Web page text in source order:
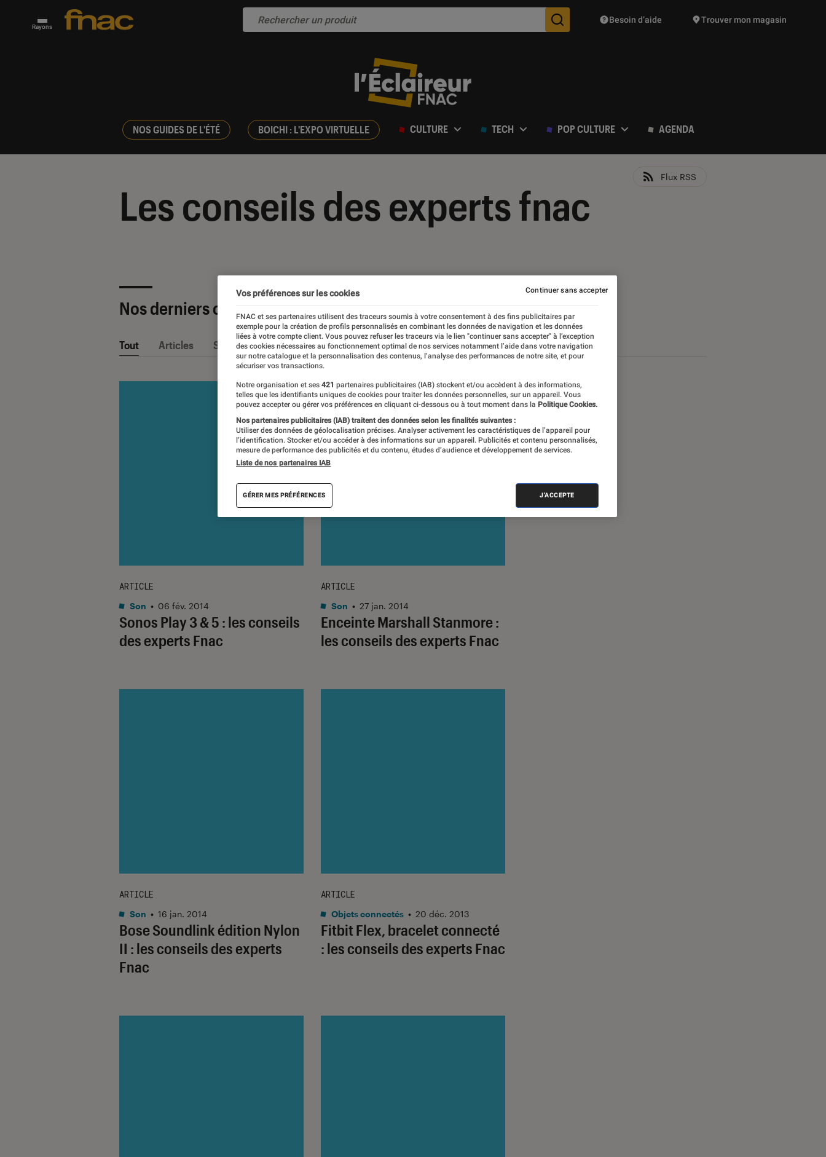
Rayons Des suggestions de produits vont vous être proposées
Besoin d’aide Trouver mon magasin
NOS GUIDES DE L'ÉTÉ BOICHI : L'EXPO VIRTUELLE CULTURE TECH POP CULTURE AGENDA
Les conseils des experts fnac
Flux RSS
Nos derniers contenus
Tout Articles Sélections et guides Tests
Sonos Play 3 & 5 : les conseils
des experts Fnac
ARTICLE
Son • 06 fév. 2014
Enceinte Marshall Stanmore :
les conseils des experts Fnac
ARTICLE
Son • 27 jan. 2014
Bose Soundlink édition Nylon
II : les conseils des experts
Fnac
ARTICLE
Son • 16 jan. 2014
Fitbit Flex, bracelet connecté
: les conseils des experts Fnac
ARTICLE
Objets connectés • 20 déc. 2013
Vos préférences sur les cookies
FNAC et ses partenaires utilisent des traceurs soumis à votre consentement à des fins publicitaires par
exemple pour la création de profils personnalisés en combinant les données de navigation et les données
liées à votre compte client. Vous pouvez refuser les traceurs via le lien "continuer sans accepter" à l’exception
des cookies nécessaires au fonctionnement optimal de nos services notamment l’aide dans votre navigation
sur notre catalogue et la personnalisation des contenus, l’analyse des performances de notre site, et pour
sécuriser vos transactions.
Notre organisation et ses 421 partenaires publicitaires (IAB) stockent et/ou accèdent à des informations,
telles que les identifiants uniques de cookies pour traiter les données personnelles, sur un appareil. Vous
pouvez accepter ou gérer vos préférences en cliquant ci-dessous ou à tout moment dans la Politique Cookies.
Nos partenaires publicitaires (IAB) traitent des données selon les finalités suivantes :
Utiliser des données de géolocalisation précises. Analyser activement les caractéristiques de l’appareil pour
l’identification. Stocker et/ou accéder à des informations sur un appareil. Publicités et contenu personnalisés,
mesure de performance des publicités et du contenu, études d’audience et développement de services.
Liste de nos partenaires IAB
GÉRER MES PRÉFÉRENCES J'ACCEPTE
Continuer sans accepter